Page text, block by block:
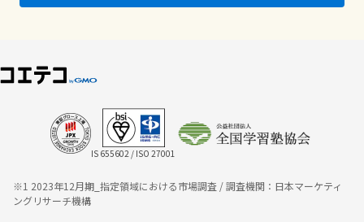
IS 655602 / ISO 27001
※1 2023年12月期_指定領域における市場調査 / 調査機関：日本マーケティ
ングリサーチ機構